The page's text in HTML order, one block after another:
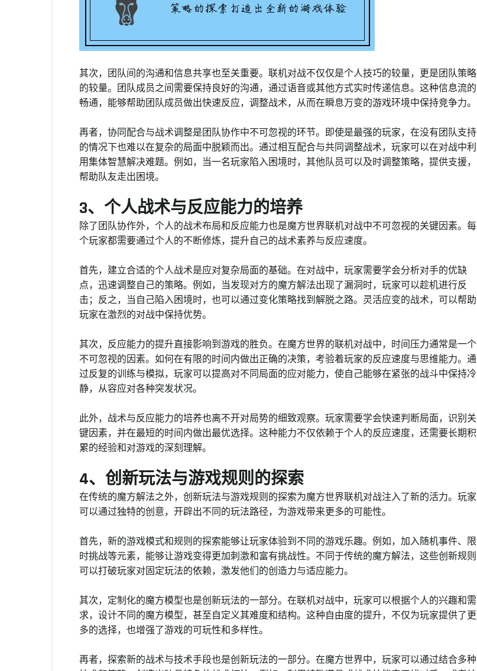
其次，团队间的沟通和信息共享也至关重要。联机对战不仅仅是个人技巧的较量，更是团队策略
的较量。团队成员之间需要保持良好的沟通，通过语音或其他方式实时传递信息。这种信息流的
畅通，能够帮助团队成员做出快速反应，调整战术，从而在瞬息万变的游戏环境中保持竞争力。
再者，协同配合与战术调整是团队协作中不可忽视的环节。即使是最强的玩家，在没有团队支持
的情况下也难以在复杂的局面中脱颖而出。通过相互配合与共同调整战术，玩家可以在对战中利
用集体智慧解决难题。例如，当一名玩家陷入困境时，其他队员可以及时调整策略，提供支援，
帮助队友走出困境。
3、个人战术与反应能力的培养
除了团队协作外，个人的战术布局和反应能力也是魔方世界联机对战中不可忽视的关键因素。每
个玩家都需要通过个人的不断修炼，提升自己的战术素养与反应速度。
首先，建立合适的个人战术是应对复杂局面的基础。在对战中，玩家需要学会分析对手的优缺
点，迅速调整自己的策略。例如，当发现对方的魔方解法出现了漏洞时，玩家可以趁机进行反
击；反之，当自己陷入困境时，也可以通过变化策略找到解脱之路。灵活应变的战术，可以帮助
玩家在激烈的对战中保持优势。
其次，反应能力的提升直接影响到游戏的胜负。在魔方世界的联机对战中，时间压力通常是一个
不可忽视的因素。如何在有限的时间内做出正确的决策，考验着玩家的反应速度与思维能力。通
过反复的训练与模拟，玩家可以提高对不同局面的应对能力，使自己能够在紧张的战斗中保持冷
静，从容应对各种突发状况。
此外，战术与反应能力的培养也离不开对局势的细致观察。玩家需要学会快速判断局面，识别关
键因素，并在最短的时间内做出最优选择。这种能力不仅依赖于个人的反应速度，还需要长期积
累的经验和对游戏的深刻理解。
4、创新玩法与游戏规则的探索
在传统的魔方解法之外，创新玩法与游戏规则的探索为魔方世界联机对战注入了新的活力。玩家
可以通过独特的创意，开辟出不同的玩法路径，为游戏带来更多的可能性。
首先，新的游戏模式和规则的探索能够让玩家体验到不同的游戏乐趣。例如，加入随机事件、限
时挑战等元素，能够让游戏变得更加刺激和富有挑战性。不同于传统的魔方解法，这些创新规则
可以打破玩家对固定玩法的依赖，激发他们的创造力与适应能力。
其次，定制化的魔方模型也是创新玩法的一部分。在联机对战中，玩家可以根据个人的兴趣和需
求，设计不同的魔方模型，甚至自定义其难度和结构。这种自由度的提升，不仅为玩家提供了更
多的选择，也增强了游戏的可玩性和多样性。
再者，探索新的战术与技术手段也是创新玩法的一部分。在魔方世界中，玩家可以通过结合多种